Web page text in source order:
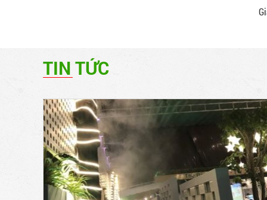
Bộ máy phun sương rời 20 béc phun GP-
Giá : 1,150,000 VNĐ
TIN TỨC